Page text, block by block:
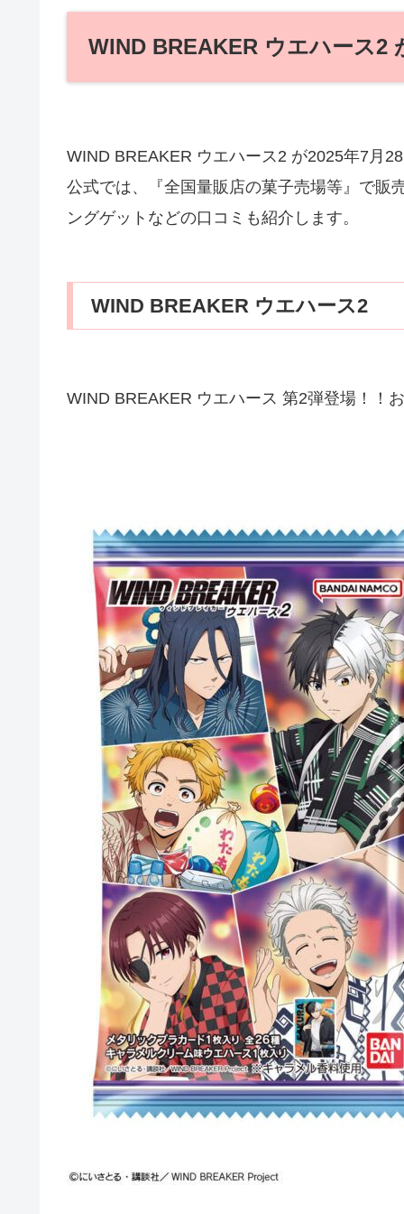
WIND BREAKER ウエハース2
WIND BREAKER ウエハース2 が2025年7月
公式では、『全国量販店の菓子売場等』で販
ングゲットなどの口コミも紹介します。
WIND BREAKER ウエハース2
WIND BREAKER ウエハース 第2弾登場！！